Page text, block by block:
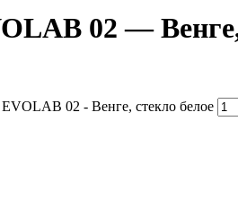
02 —
02 - Венге, стекло белое